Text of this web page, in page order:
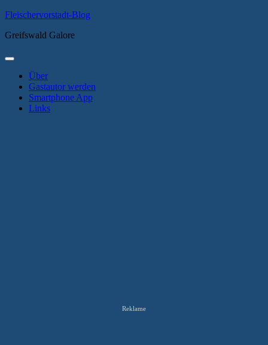
Zum
springen
Fleischervorstadt-Blog
Greifswald Galore
Primäres
Über
Gastautor werden
Smartphone App
Links
Reklame